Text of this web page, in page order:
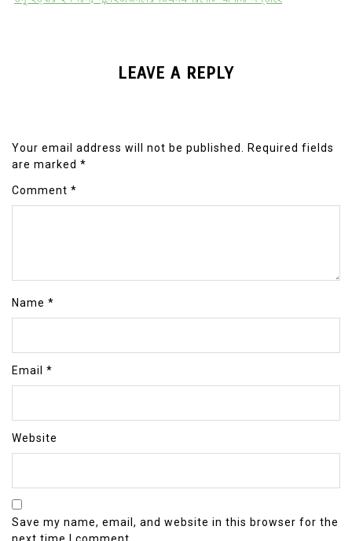
LEAVE A REPLY
Your email address will not be published. Required fields
are marked *
Comment *
Name *
Email *
Website
Save my name, email, and website in this browser for the